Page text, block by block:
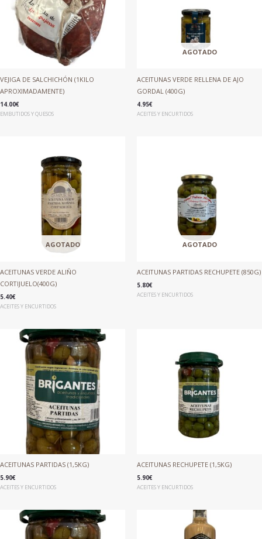
VEJIGA DE SALCHICHÓN (1KILO
APROXIMADAMENTE)
14.00€
EMBUTIDOS Y QUESOS
AGOTADO
ACEITUNAS VERDE RELLENA DE AJO
GORDAL (400G)
4.95€
ACEITES Y ENCURTIDOS
AGOTADO
ACEITUNAS VERDE ALIÑO
CORTIJUELO(400G)
5.40€
ACEITES Y ENCURTIDOS
AGOTADO
ACEITUNAS PARTIDAS RECHUPETE (850G)
5.80€
ACEITES Y ENCURTIDOS
ACEITUNAS PARTIDAS (1,5KG)
5.90€
ACEITES Y ENCURTIDOS
ACEITUNAS RECHUPETE (1,5KG)
5.90€
ACEITES Y ENCURTIDOS